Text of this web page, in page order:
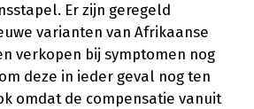
Er zijn geregeld
varianten van Afrikaanse
verkopen bij symptomen nog
deze in ieder geval nog ten
omdat de compensatie vanuit